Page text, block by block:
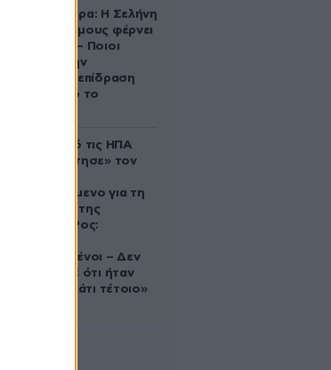
Ζώδια σήμερα: Η Σελήνη
στους Διδύμους φέρνει
ανατροπές – Ποιοι
δέχονται την
ευεργετική επίδραση
του Δία από το
Ζευγάρι από τις ΗΠΑ
που «υιοθέτησε» τον
κατηγορούμενο για τη
δολοφονία της
Ελίζαμπεθ Ρος:
συντετριμμένοι – Δεν
έδειξε ποτέ ότι ήταν
ικανός για κάτι τέτοιο»